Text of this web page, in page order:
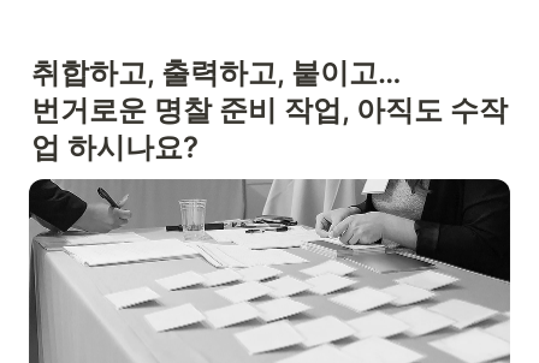
취합하고, 출력하고, 붙이고…
번거로운 명찰 준비 작업, 아직도 수작
업 하시나요?